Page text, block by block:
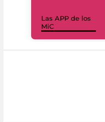
Las APP de los
MiC